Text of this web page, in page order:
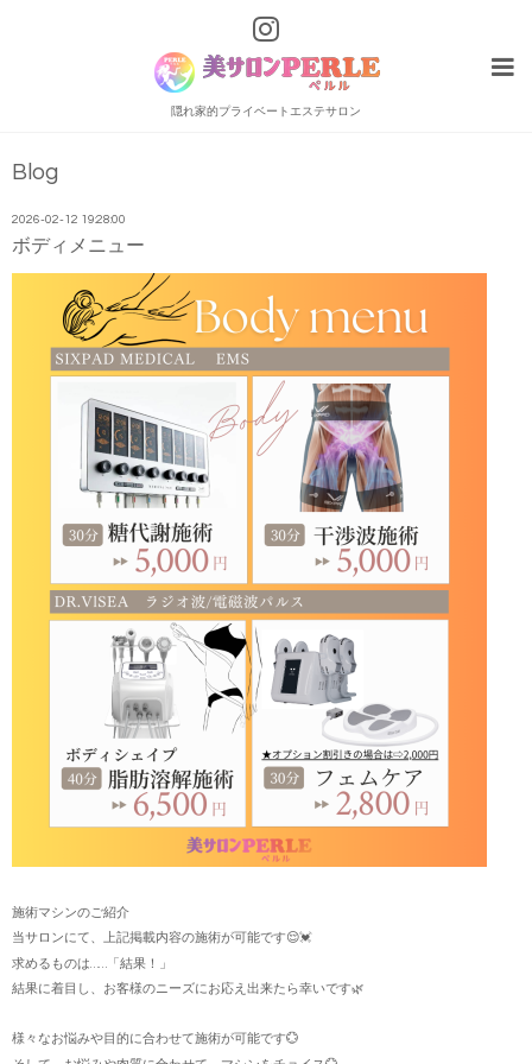
隠れ家的プライベートエステサロン
Blog
2026-02-12 19:28:00
ボディメニュー
施術マシンのご紹介
当サロンにて、上記掲載内容の施術が可能です😌💓
求めるものは……「結果！」
結果に着目し、お客様のニーズにお応え出来たら幸いです🌿
様々なお悩みや目的に合わせて施術が可能です💮